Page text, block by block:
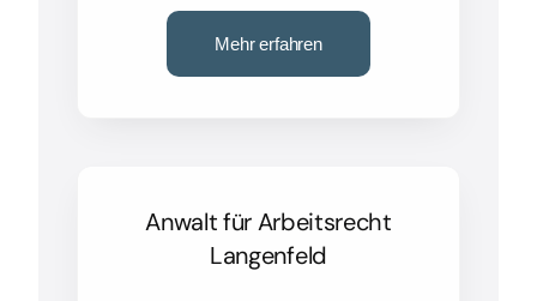
Mehr erfahren
Anwalt für Arbeitsrecht
Langenfeld